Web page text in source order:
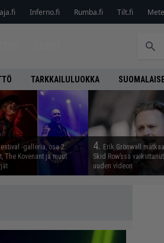
Inferno.fi Rumba.fi Tilt.fi
TARKKAILULUOKKA
-galleria, osa 2:
The Kovenant ja muut
4. Erik Grönwall
Skid Row’ssa
uuden videon